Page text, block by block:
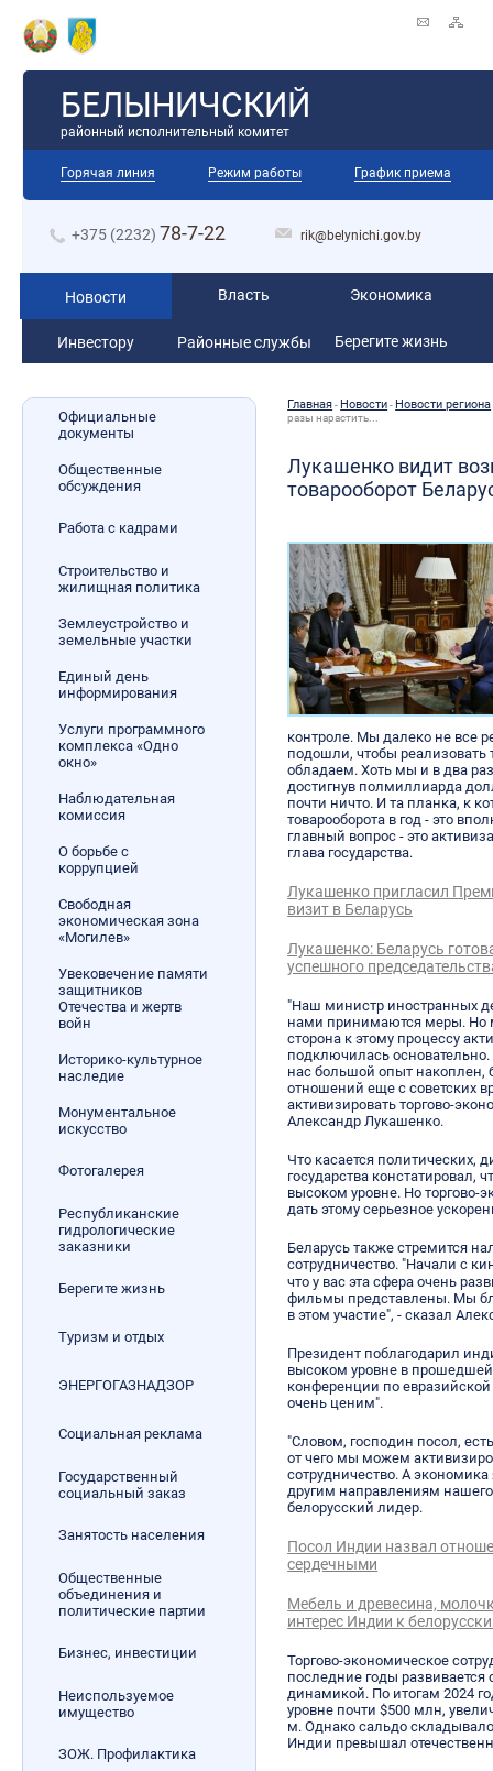
БЕЛЫНИЧСКИЙ
районный исполнительный комитет
Горячая линия Режим работы График приема
+375 (2232) 78-7-22 rik@belynichi.gov.by
Новости Власть Экономика
Инвестору Районные службы Берегите жизнь
Официальные
документы
Общественные
обсуждения
Работа с кадрами
Строительство и
жилищная политика
Землеустройство и
земельные участки
Единый день
информирования
Услуги программного
комплекса «Одно
окно»
Наблюдательная
комиссия
О борьбе с
коррупцией
Свободная
экономическая зона
«Могилев»
Увековечение памяти
защитников
Отечества и жертв
войн
Историко-культурное
наследие
Монументальное
искусство
Фотогалерея
Республиканские
гидрологические
заказники
Берегите жизнь
Туризм и отдых
ЭНЕРГОГАЗНАДЗОР
Социальная реклама
Государственный
социальный заказ
Занятость населения
Общественные
объединения и
политические партии
Бизнес, инвестиции
Неиспользуемое
имущество
ЗОЖ. Профилактика
Главная- Новости- Новости региона
разы нарастить...
Лукашенко видит
товарооборот
контроле. Мы далеко не все
подошли, чтобы
обладаем. Хоть мы и в два
достигнув полмиллиарда
почти ничто. И та планка, к
товарооборота в год - это
главный вопрос - это
глава государства.
Лукашенко пригласил
визит в Беларусь
Лукашенко: Беларусь
успешного
"Наш министр иностранных
нами принимаются меры. Но
сторона к этому процессу
подключилась
нас большой опыт
отношений еще с советских
активизировать торгово-
Александр Лукашенко.
Что касается политических,
государства констатировал,
высоком уровне. Но
дать этому серьезное
Беларусь также стремится
сотрудничество. "Начали с
что у вас эта сфера очень
фильмы представлены. Мы
в этом участие", - сказал
Президент поблагодарил
высоком уровне в
конференции по
очень ценим".
"Словом, господин посол,
от чего мы можем
сотрудничество. А
другим направлениям
белорусский лидер.
Посол Индии назвал
сердечными
Мебель и древесина,
интерес Индии к
Торгово-экономическое
последние годы
динамикой. По итогам 2024
уровне почти $500 млн,
м. Однако сальдо
Индии превышал